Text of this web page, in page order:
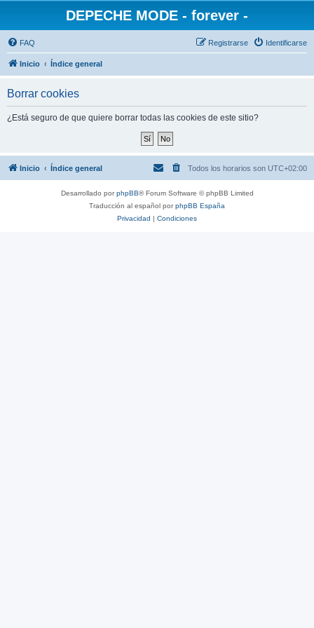
DEPECHE MODE - forever -
FAQ Identificarse
Registrarse
Inicio Índice general
Borrar cookies
¿Está seguro de que quiere borrar todas las cookies de este sitio?
Inicio Índice general Todos los horarios son UTC+02:00
Desarrollado porphpBB® Forum Software © phpBB Limited
Traducción al español porphpBB España
Privacidad | Condiciones